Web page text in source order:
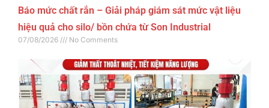
Báo mức chất rắn – Giải pháp giám sát mức vật liệu
hiệu quả cho silo/ bồn chứa từ Son Industrial
07/08/2026 No Comments